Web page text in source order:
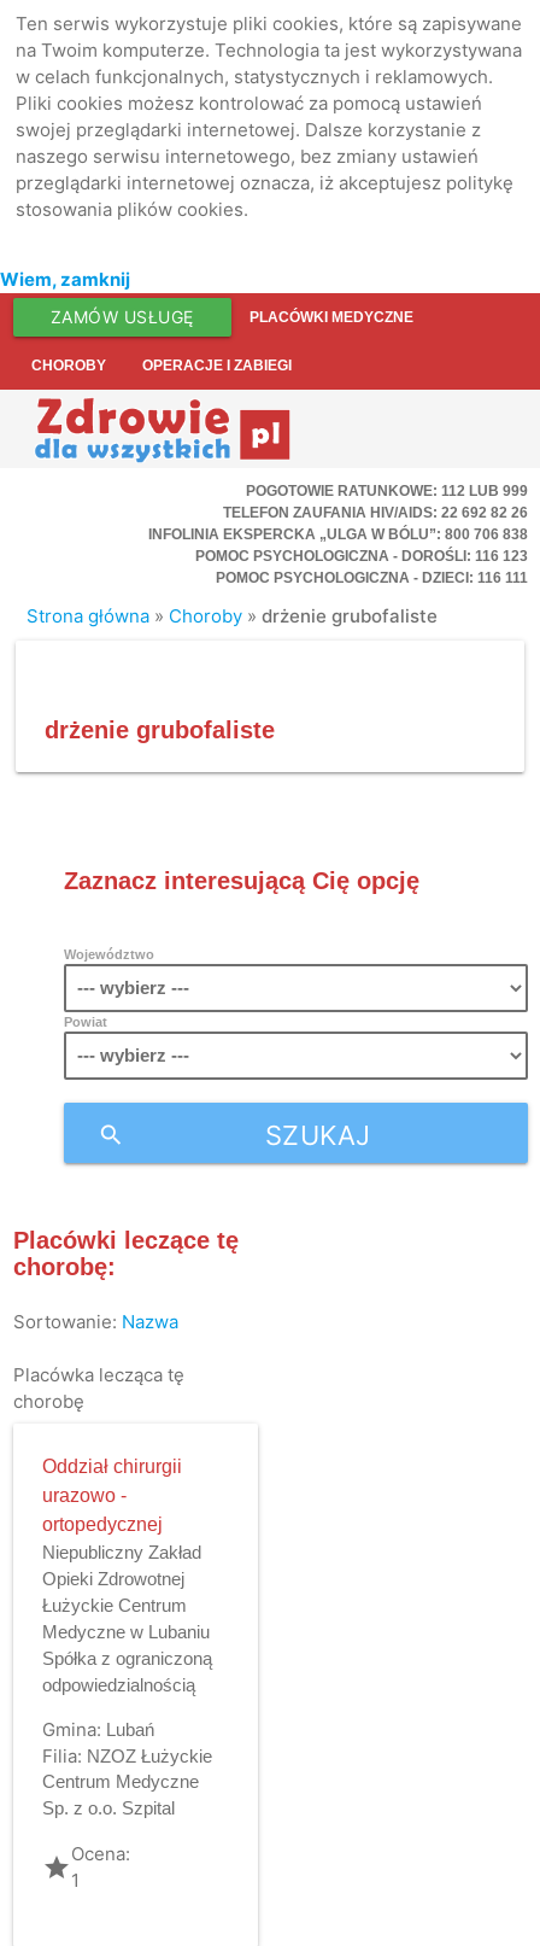
Ten serwis wykorzystuje pliki cookies, które są zapisywane
na Twoim komputerze. Technologia ta jest wykorzystywana
w celach funkcjonalnych, statystycznych i reklamowych.
Pliki cookies możesz kontrolować za pomocą ustawień
swojej przeglądarki internetowej. Dalsze korzystanie z
naszego serwisu internetowego, bez zmiany ustawień
przeglądarki internetowej oznacza, iż akceptujesz politykę
stosowania plików cookies.
Wiem, zamknij
ZAMÓW USŁUGĘ PLACÓWKI MEDYCZNE
CHOROBY OPERACJE I ZABIEGI
POGOTOWIE RATUNKOWE: 112 LUB 999
TELEFON ZAUFANIA HIV/AIDS: 22 692 82 26
INFOLINIA EKSPERCKA „ULGA W BÓLU”: 800 706 838
POMOC PSYCHOLOGICZNA - DOROŚLI: 116 123
POMOC PSYCHOLOGICZNA - DZIECI: 116 111
Strona główna » Choroby »drżenie grubofaliste
drżenie grubofaliste
Zaznacz interesującą Cię opcję
Województwo
Powiat
SZUKAJ
search
Placówki leczące tę
chorobę:
Sortowanie: Nazwa
Placówka lecząca tę
chorobę
Oddział chirurgii
urazowo -
ortopedycznej
Niepubliczny Zakład
Opieki Zdrowotnej
Łużyckie Centrum
Medyczne w Lubaniu
Spółka z ograniczoną
odpowiedzialnością
Gmina: Lubań
Filia: NZOZ Łużyckie
Centrum Medyczne
Sp. z o.o. Szpital
gradeOcena:
1